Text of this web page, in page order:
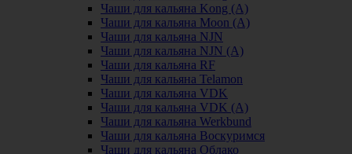
Чаши для кальяна Kong (A)
Чаши для кальяна Moon (А)
Чаши для кальяна NJN
Чаши для кальяна NJN (А)
Чаши для кальяна RF
Чаши для кальяна Telamon
Чаши для кальяна VDK
Чаши для кальяна VDK (А)
Чаши для кальяна Werkbund
Чаши для кальяна Воскуримся
Чаши для кальяна Облако